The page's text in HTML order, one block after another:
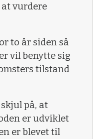
vurdere
to år siden så
vil benytte sig
tilstand
på, at
er udviklet
er blevet til